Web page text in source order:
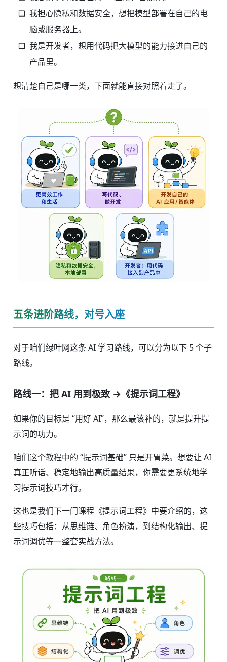
我担心隐私和数据安全，想把模型部署在自己的电
脑或服务器上。
我是开发者，想用代码把大模型的能力接进自己的
产品里。
想清楚自己是哪一类，下面就能直接对照着走了。
五条进阶路线，对号入座
对于咱们绿叶网这条 AI 学习路线，可以分为以下 5 个子
路线。
路线一：把 AI 用到极致 →《提示词工程》
如果你的目标是 “用好 AI”，那么最该补的，就是提升提
示词的功力。
咱们这个教程中的 “提示词基础” 只是开胃菜。想要让 AI
真正听话、稳定地输出高质量结果，你需要更系统地学
习提示词技巧才行。
这也是我们下一门课程《提示词工程》中要介绍的，这
些技巧包括：从思维链、角色扮演，到结构化输出、提
示词调优等一整套实战方法。